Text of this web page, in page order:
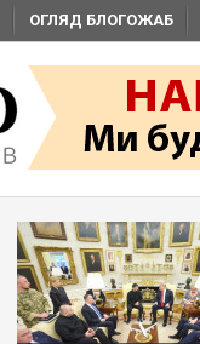
ОГЛЯД БЛОГОЖАБ